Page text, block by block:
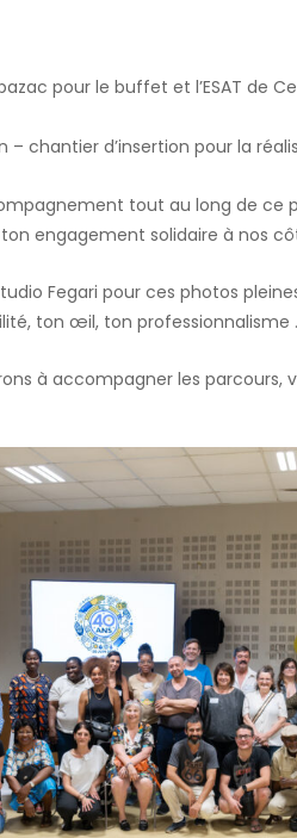
pour le buffet et l’ESAT de
– chantier d’insertion pour la
tout au long de ce
engagement solidaire à nos
Fegari pour ces photos
ton œil, ton professionnalisme
à accompagner les parcours,